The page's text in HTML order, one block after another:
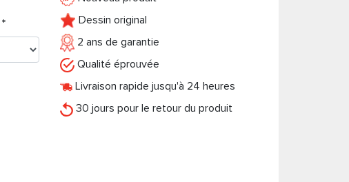
Dessin original
2 ans de garantie
Qualité éprouvée
Livraison rapide jusqu'à 24 heures
30 jours pour le retour du produit